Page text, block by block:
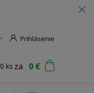
Prihlásenie
0 ks za 0 €